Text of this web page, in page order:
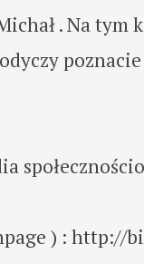
. Na
) : http://